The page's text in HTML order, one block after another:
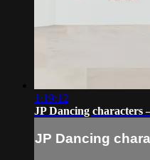
1:19:12
JP Dancing characters
JP Dancing